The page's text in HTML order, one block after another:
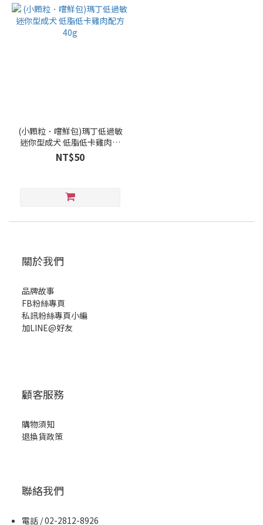
(小顆粒．嚐鮮包)瑪丁低過敏
迷你型成犬 低脂低卡雞肉配
方40g
NT$50
關於我們
品牌故事
FB粉絲專頁
私訊粉絲專頁小編
加LINE@好友
顧客服務
購物須知
退換貨政策
聯絡我們
電話 / 02-2812-8926